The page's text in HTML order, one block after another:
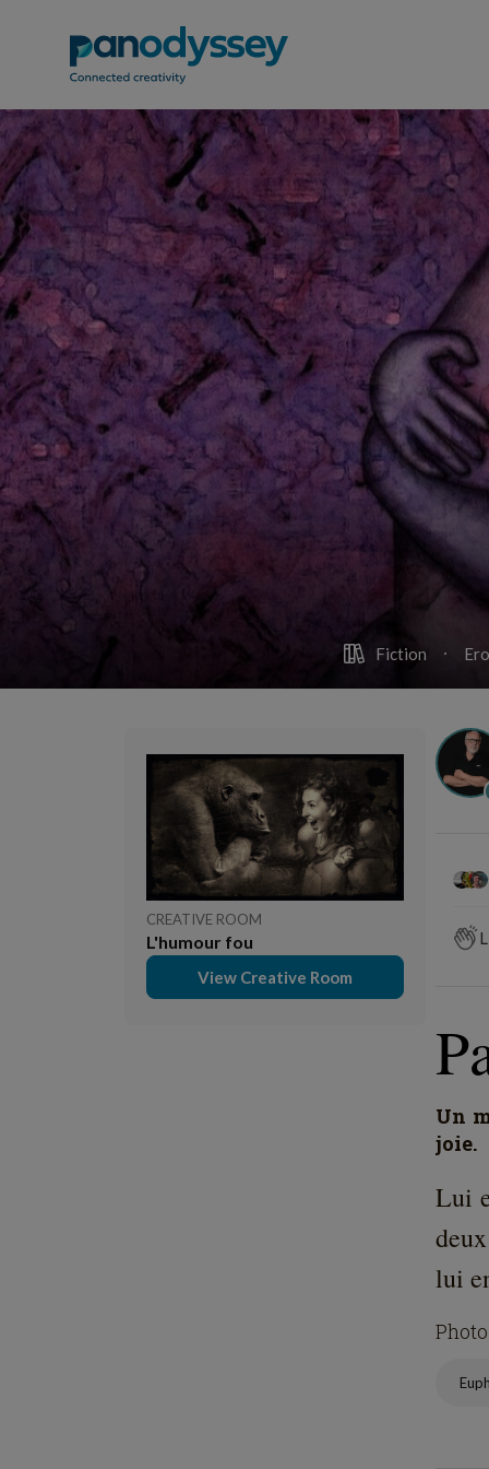
Fiction
CREATIVE ROOM
L'humour fou
View Creative Room
Un
joie.
Lui
lui